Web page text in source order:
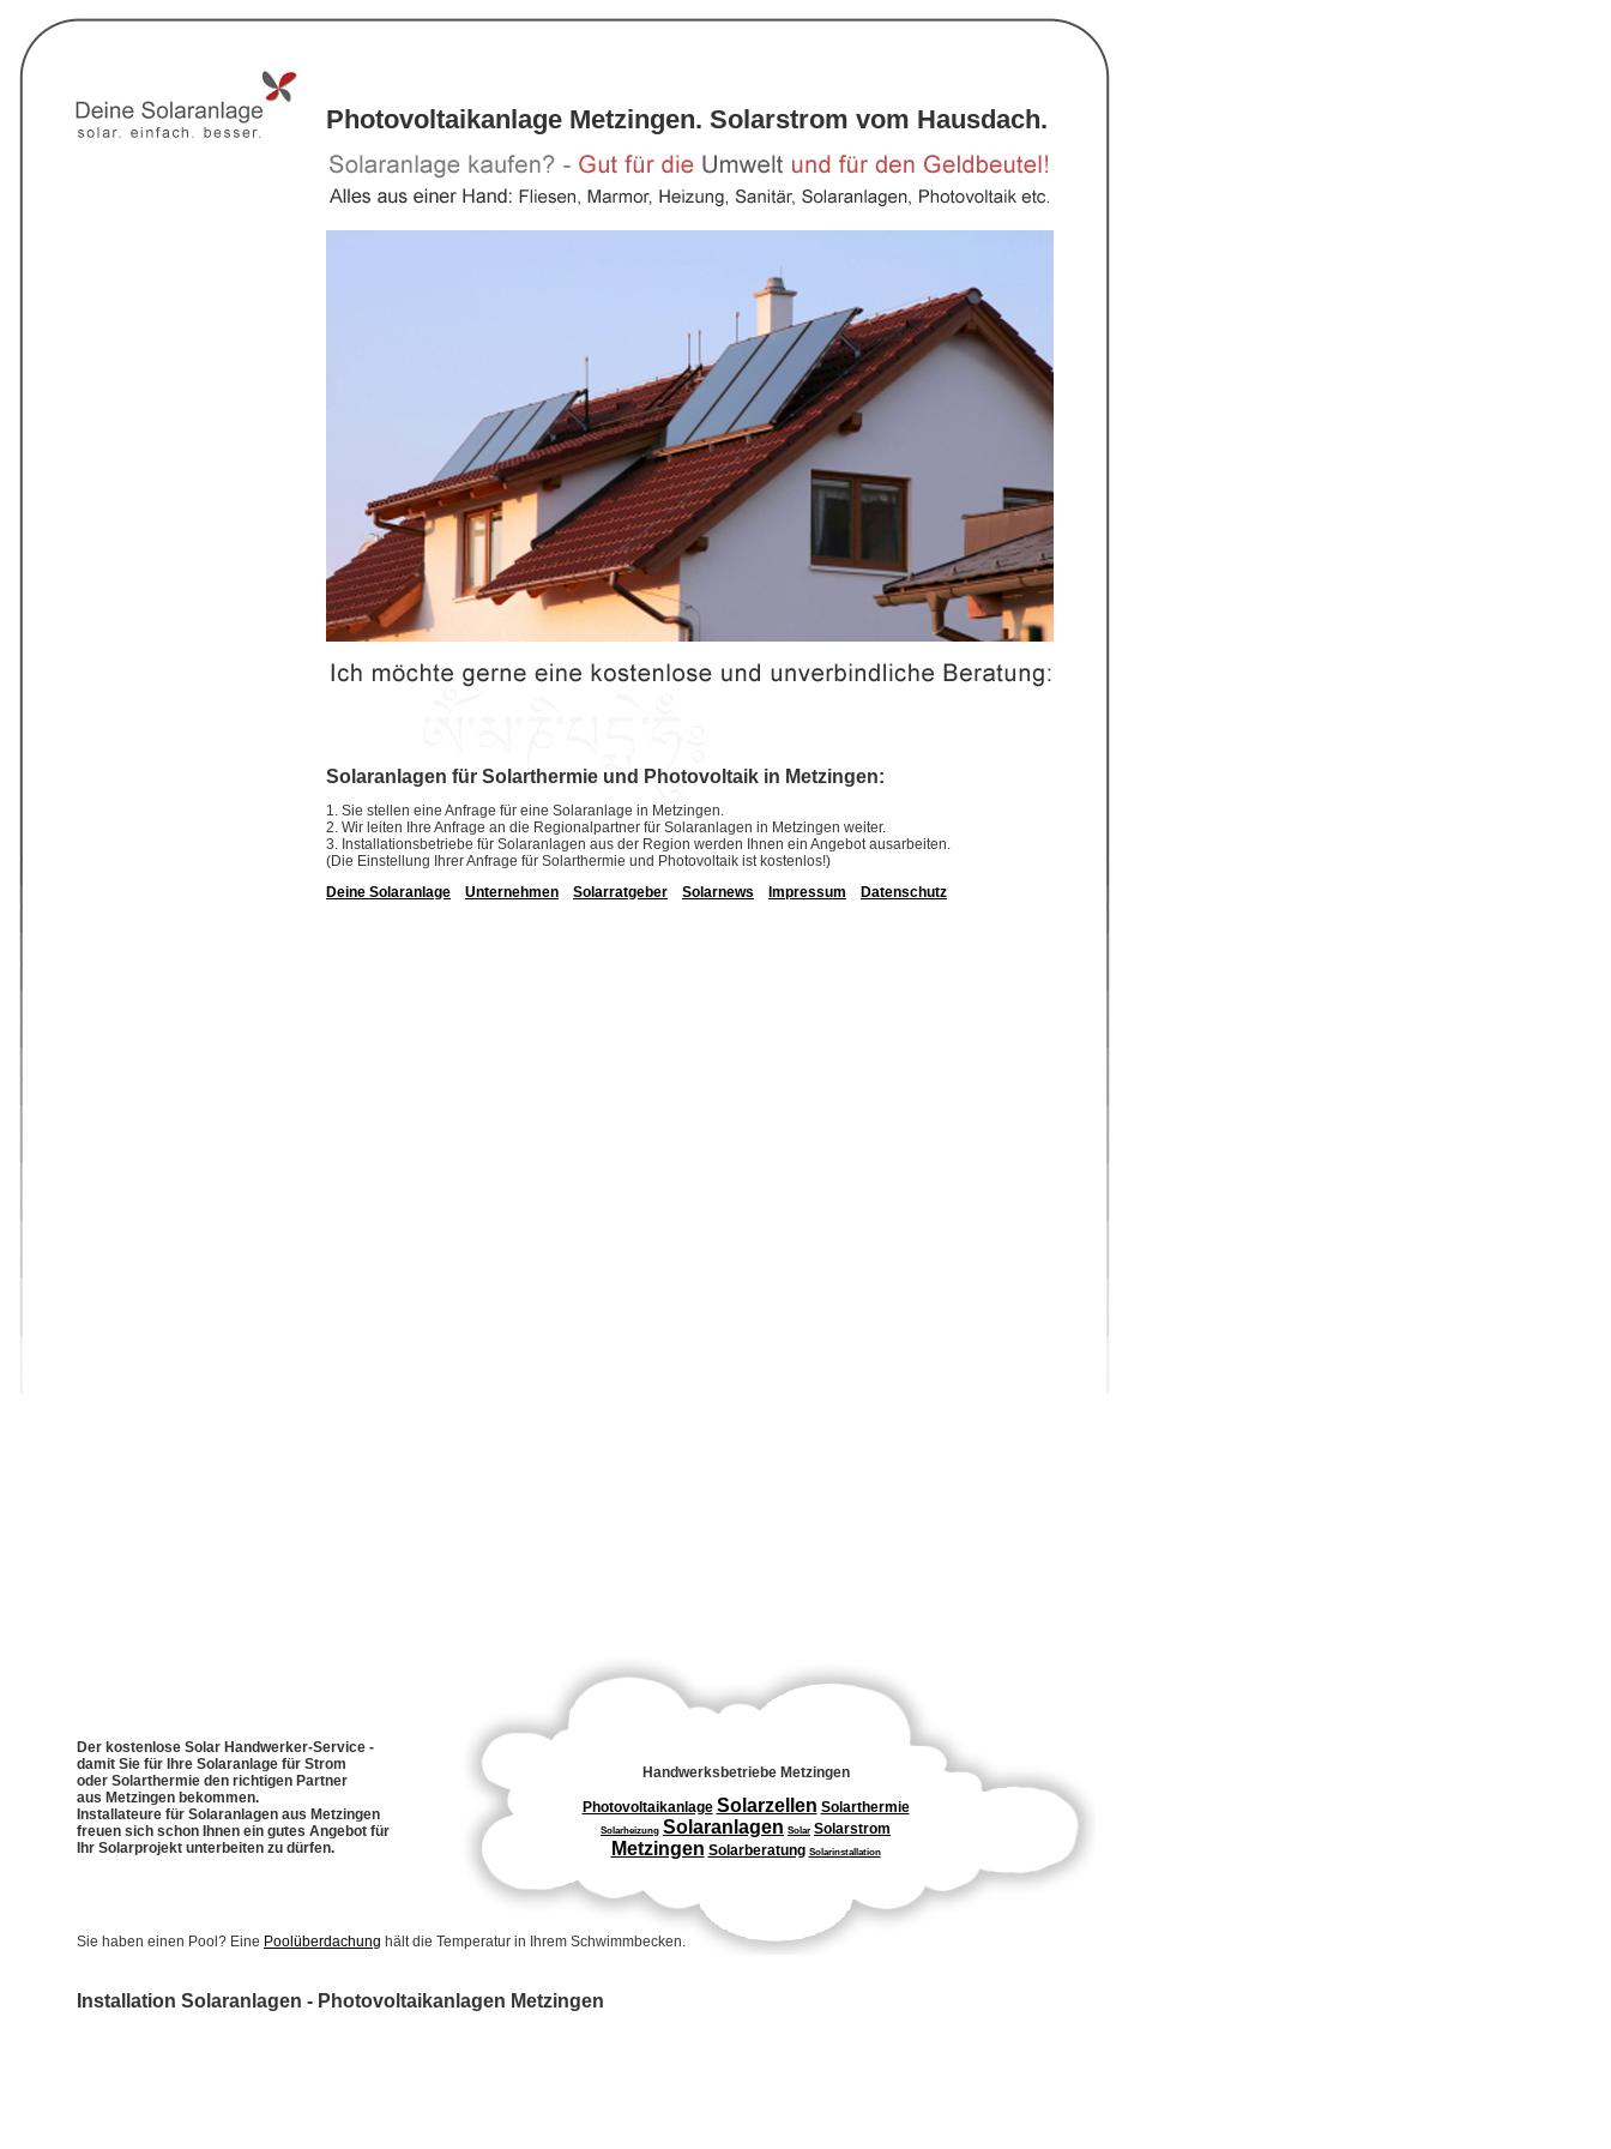
Photovoltaikanlage Metzingen. Solarstrom vom Hausdach.
Solaranlagen für Solarthermie und Photovoltaik in Metzingen:
1. Sie stellen eine Anfrage für eine Solaranlage in Metzingen.
2. Wir leiten Ihre Anfrage an die Regionalpartner für Solaranlagen in Metzingen weiter.
3. Installationsbetriebe für Solaranlagen aus der Region werden Ihnen ein Angebot ausarbeiten.
(Die Einstellung Ihrer Anfrage für Solarthermie und Photovoltaik ist kostenlos!)
Deine Solaranlage
Unternehmen Solarratgeber Solarnews Impressum Datenschutz
Der kostenlose Solar Handwerker-Service -
damit Sie für Ihre Solaranlage für Strom
oder Solarthermie den richtigen Partner
aus Metzingen bekommen.
Installateure für Solaranlagen aus Metzingen
freuen sich schon Ihnen ein gutes Angebot für
Ihr Solarprojekt unterbeiten zu dürfen.
Handwerksbetriebe Metzingen
Photovoltaikanlage Solarzellen Solarthermie
Solarheizung Solaranlagen Solar Solarstrom
Metzingen Solarberatung Solarinstallation
Sie haben einen Pool? Eine Poolüberdachung hält die Temperatur in Ihrem Schwimmbecken.
Installation Solaranlagen - Photovoltaikanlagen Metzingen